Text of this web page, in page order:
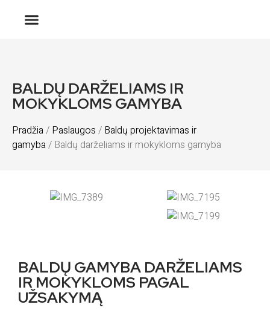
BALDŲ DARŽELIAMS IR
MOKYKLOMS GAMYBA
Pradžia/ Paslaugos / Baldų projektavimas ir
gamyba/ Baldų darželiams ir mokykloms gamyba
BALDŲ GAMYBA DARŽELIAMS
IR MOKYKLOMS PAGAL
UŽSAKYMĄ